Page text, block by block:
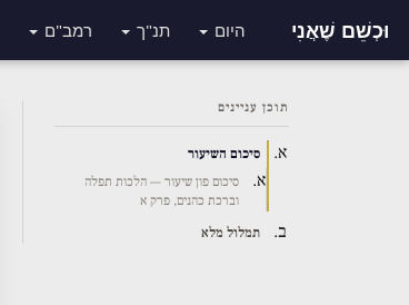
וּכְשֵׁם שֶׁאֲנִי היום תנ"ך רמב"ם
תוכן עניינים
סיכום השיעור
סיכום פון שיעור — הלכות תפלה
וברכת כהנים, פרק א
תמלול מלא